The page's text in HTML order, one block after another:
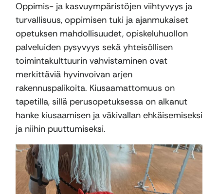
Oppimis- ja kasvuympäristöjen viihtyvyys ja
turvallisuus, oppimisen tuki ja ajanmukaiset
opetuksen mahdollisuudet, opiskeluhuollon
palveluiden pysyvyys sekä yhteisöllisen
toimintakulttuurin vahvistaminen ovat
merkittäviä hyvinvoivan arjen
rakennuspalikoita. Kiusaamattomuus on
tapetilla, sillä perusopetuksessa on alkanut
hanke kiusaamisen ja väkivallan ehkäisemiseksi
ja niihin puuttumiseksi.